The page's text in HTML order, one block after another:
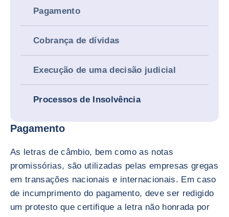
Pagamento
Cobrança de dívidas
Execução de uma decisão judicial
Processos de Insolvência
Pagamento
As letras de câmbio, bem como as notas
promissórias, são utilizadas pelas empresas gregas
em transações nacionais e internacionais. Em caso
de incumprimento do pagamento, deve ser redigido
um protesto que certifique a letra não honrada por